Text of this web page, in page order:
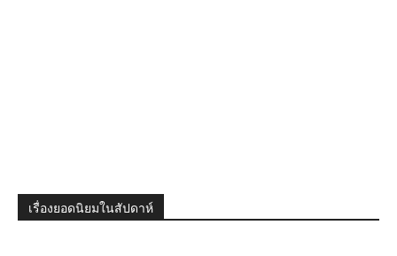
เรื่องยอดนิยมในสัปดาห์